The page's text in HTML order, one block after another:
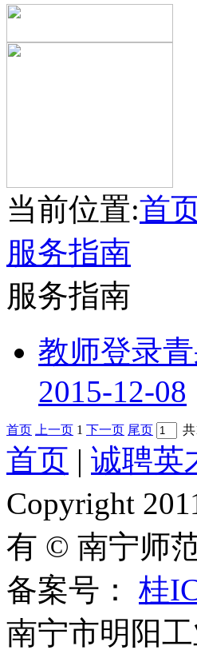
当前位置:首
服务指南
服务指南
教师登录
2015-12-08
首页 上一页 1 下一页 尾页
首页 | 诚聘英
Copyright
有 © 南宁师
备案号： 桂
南宁市明阳